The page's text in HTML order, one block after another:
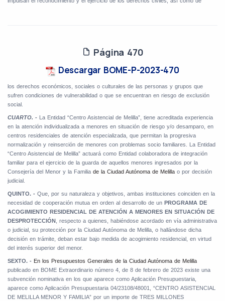
Página 470
Descargar BOME-P-2023-470
los derechos económicos, sociales o culturales de las personas y grupos que
sufren condiciones de vulnerabilidad o que se encuentran en riesgo de exclusión
social.
CUARTO. -
La Entidad “Centro Asistencial de Melilla”, tiene acreditada experiencia
en la atención individualizada a menores en situación de riesgo y/o desamparo, en
centros residenciales de atención especializada, que permitan la progresiva
normalización y reinserción de menores con problemas socio familiares. La Entidad
“Centro Asistencial de Melilla” actuará como Entidad colaboradora de integración
familiar para el ejercicio de la guarda de aquellos menores ingresados por la
Consejería del Menor y la Familia de la Ciudad Autónoma de Melilla o por decisión
judicial.
QUINTO. - Que, por su naturaleza y objetivos, ambas instituciones coinciden en la
necesidad de cooperación mutua en orden al desarrollo de un PROGRAMA DE
ACOGIMIENTO RESIDENCIAL DE ATENCIÓN A MENORES EN SITUACIÓN DE
DESPROTECCIÓN
, respecto a quienes, habiéndose acordado en vía administrativa
o judicial, su protección por la Ciudad Autónoma de Melilla, o hallándose dicha
decisión en trámite, deban estar bajo medida de acogimiento residencial, en virtud
del interés superior del menor.
SEXTO. - En los Presupuestos Generales de la Ciudad Autónoma de Melilla
publicado en BOME Extraordinario número 4, de 8 de febrero de 2023 existe una
subvención nominativa en los que aparece como Aplicación Presupuestaria,
aparece como Aplicación Presupuestaria 04/23108/48001, “CENTRO ASISTENCIAL
DE MELILLA MENOR Y FAMILIA” por un importe de TRES MILLONES